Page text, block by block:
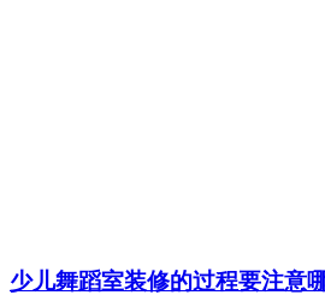
少儿舞蹈室装修的过程要注意